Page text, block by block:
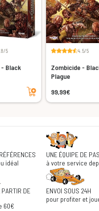
5
Black
Ajouter au panier
4.5/5
Zombicide -
Plague
99,99€
idéal
UNE ÉQUIPE DE
à votre service
DE
60€
ENVOI SOUS 24H
pour profiter et